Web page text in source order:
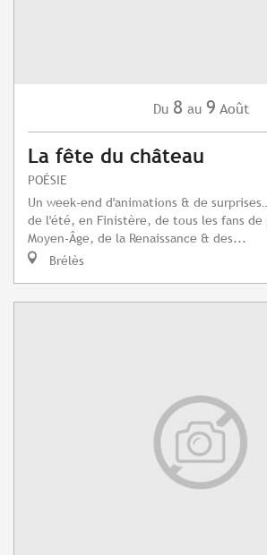
Du 8 au 9 Août
La fête du château
POÉSIE
Un week-end d'animations & de
de l'été, en Finistère, de tous les fans
Moyen-Âge, de la Renaissance & des...
Brélès